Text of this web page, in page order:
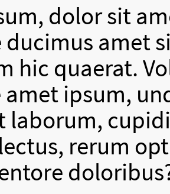
dolor sit
ducimus amet
hic quaerat.
ipsum,
laborum,
rerum